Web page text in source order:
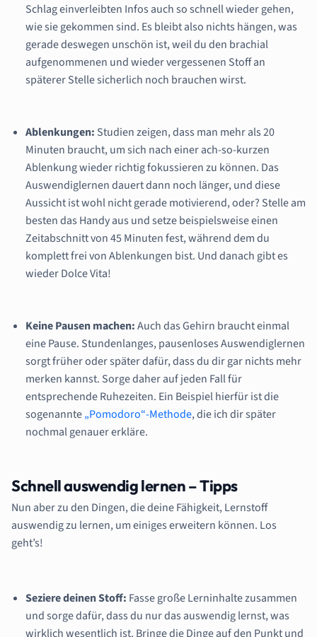
Schlag einverleibten Infos auch so schnell wieder gehen,
wie sie gekommen sind. Es bleibt also nichts hängen, was
gerade deswegen unschön ist, weil du den brachial
aufgenommenen und wieder vergessenen Stoff an
späterer Stelle sicherlich noch brauchen wirst.
Ablenkungen: Studien zeigen, dass man mehr als 20
Minuten braucht, um sich nach einer ach-so-kurzen
Ablenkung wieder richtig fokussieren zu können. Das
Auswendiglernen dauert dann noch länger, und diese
Aussicht ist wohl nicht gerade motivierend, oder? Stelle am
besten das Handy aus und setze beispielsweise einen
Zeitabschnitt von 45 Minuten fest, während dem du
komplett frei von Ablenkungen bist. Und danach gibt es
wieder Dolce Vita!
Keine Pausen machen:Auch das Gehirn braucht einmal
eine Pause. Stundenlanges, pausenloses Auswendiglernen
sorgt früher oder später dafür, dass du dir gar nichts mehr
merken kannst. Sorge daher auf jeden Fall für
entsprechende Ruhezeiten. Ein Beispiel hierfür ist die
sogenannte„Pomodoro“-Methode, die ich dir später
nochmal genauer erkläre.
Schnell auswendig lernen – Tipps
Nun aber zu den Dingen, die deine Fähigkeit, Lernstoff
auswendig zu lernen, um einiges erweitern können. Los
geht’s!
Seziere deinen Stoff: Fasse große Lerninhalte zusammen
und sorge dafür, dass du nur das auswendig lernst, was
wirklich wesentlich ist. Bringe die Dinge auf den Punkt und